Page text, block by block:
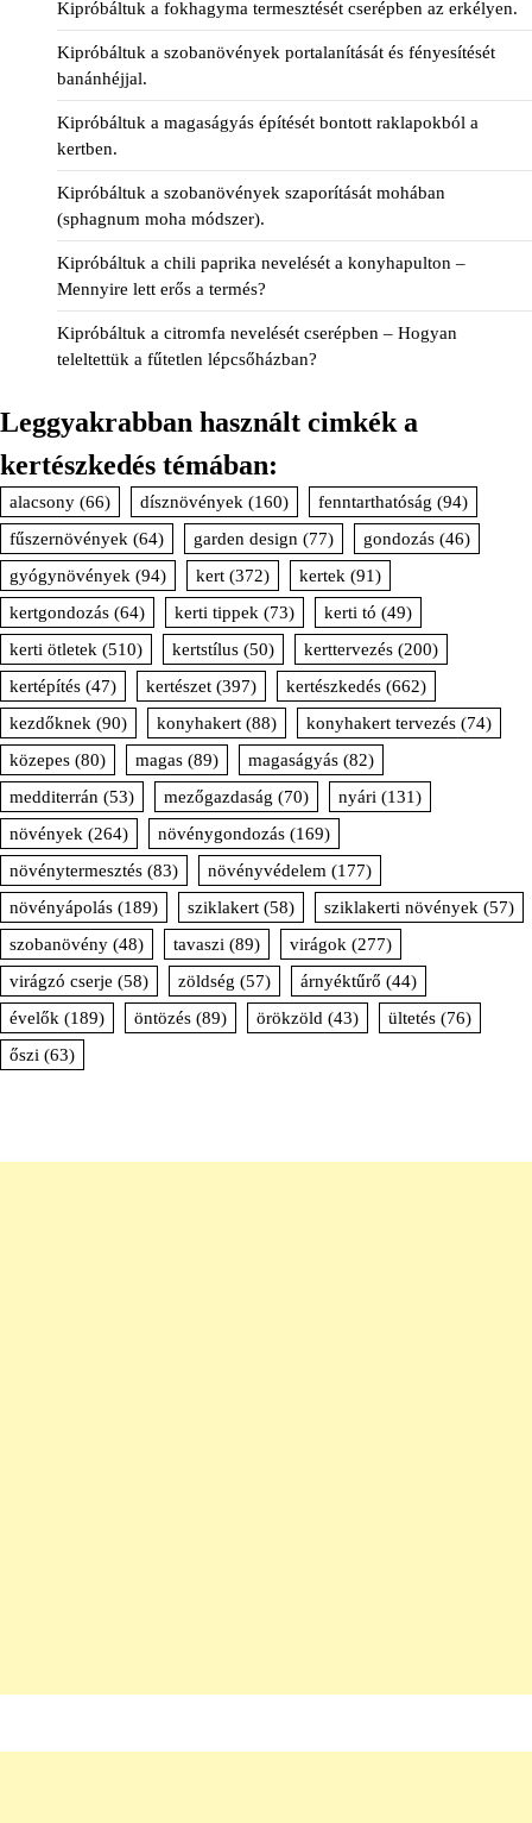
Kipróbáltuk a fokhagyma termesztését cserépben az erkélyen.
Kipróbáltuk a szobanövények portalanítását és fényesítését
banánhéjjal.
Kipróbáltuk a magaságyás építését bontott raklapokból a
kertben.
Kipróbáltuk a szobanövények szaporítását mohában
(sphagnum moha módszer).
Kipróbáltuk a chili paprika nevelését a konyhapulton –
Mennyire lett erős a termés?
Kipróbáltuk a citromfa nevelését cserépben – Hogyan
teleltettük a fűtetlen lépcsőházban?
Leggyakrabban használt cimkék a
kertészkedés témában:
alacsony (66) dísznövények (160) fenntarthatóság (94)
fűszernövények (64) garden design (77) gondozás (46)
gyógynövények (94) kert (372) kertek (91)
kertgondozás (64) kerti tippek (73) kerti tó (49)
kerti ötletek (510) kertstílus (50) kerttervezés (200)
kertépítés (47) kertészet (397) kertészkedés (662)
kezdőknek (90) konyhakert (88) konyhakert tervezés (74)
közepes (80) magas (89) magaságyás (82)
medditerrán (53) mezőgazdaság (70) nyári (131)
növények (264) növénygondozás (169)
növénytermesztés (83) növényvédelem (177)
növényápolás (189) sziklakert (58) sziklakerti növények (57)
szobanövény (48) tavaszi (89) virágok (277)
virágzó cserje (58) zöldség (57) árnyéktűrő (44)
évelők (189) öntözés (89) örökzöld (43) ültetés (76)
őszi (63)